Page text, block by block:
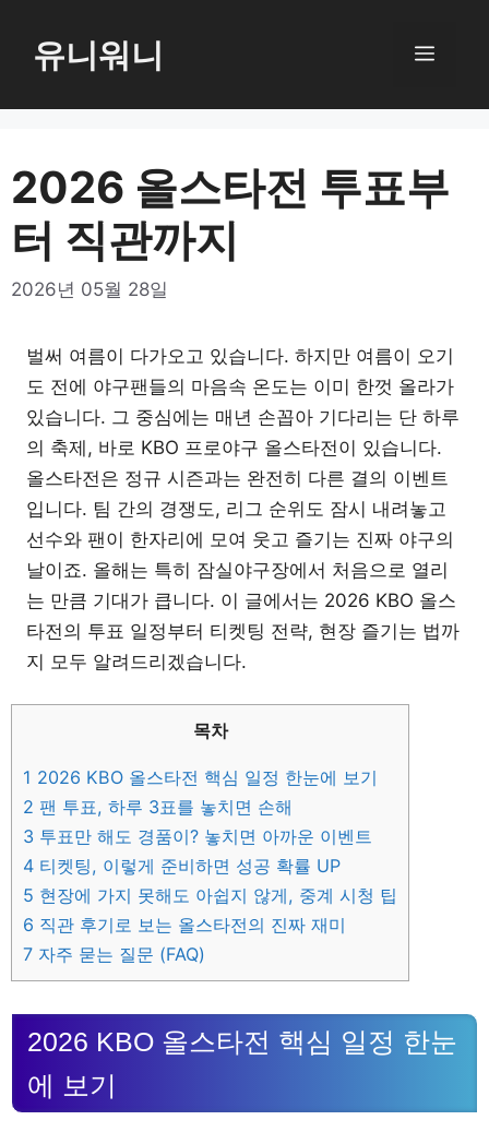
로
너
뛰
기
유니워니 메
2026 올스타전 투표부
터 직관까지
2026년 05월 28일
벌써 여름이 다가오고 있습니다. 하지만 여름이 오기
도 전에 야구팬들의 마음속 온도는 이미 한껏 올라가
있습니다. 그 중심에는 매년 손꼽아 기다리는 단 하루
의 축제, 바로 KBO 프로야구 올스타전이 있습니다.
올스타전은 정규 시즌과는 완전히 다른 결의 이벤트
입니다. 팀 간의 경쟁도, 리그 순위도 잠시 내려놓고
선수와 팬이 한자리에 모여 웃고 즐기는 진짜 야구의
날이죠. 올해는 특히 잠실야구장에서 처음으로 열리
는 만큼 기대가 큽니다. 이 글에서는 2026 KBO 올스
타전의 투표 일정부터 티켓팅 전략, 현장 즐기는 법까
지 모두 알려드리겠습니다.
목차
1 2026 KBO 올스타전 핵심 일정 한눈에 보기
2 팬 투표, 하루 3표를 놓치면 손해
3 투표만 해도 경품이? 놓치면 아까운 이벤트
4 티켓팅, 이렇게 준비하면 성공 확률 UP
5 현장에 가지 못해도 아쉽지 않게, 중계 시청 팁
6 직관 후기로 보는 올스타전의 진짜 재미
7 자주 묻는 질문 (FAQ)
2026 KBO 올스타전 핵심 일정 한눈
에 보기